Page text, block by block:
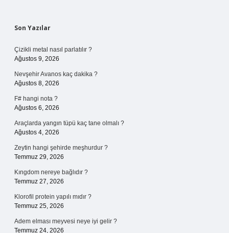
Sidebar
Son Yazılar
Çizikli metal nasıl parlatılır ?
Ağustos 9, 2026
Nevşehir Avanos kaç dakika ?
Ağustos 8, 2026
F# hangi nota ?
Ağustos 6, 2026
Araçlarda yangın tüpü kaç tane olmalı ?
Ağustos 4, 2026
Zeytin hangi şehirde meşhurdur ?
Temmuz 29, 2026
Kıngdom nereye bağlıdır ?
Temmuz 27, 2026
Klorofil protein yapılı mıdır ?
Temmuz 25, 2026
Adem elması meyvesi neye iyi gelir ?
Temmuz 24, 2026